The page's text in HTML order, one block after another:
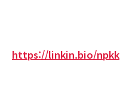
https://linkin.bio/npkk